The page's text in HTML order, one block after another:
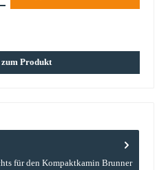
Produkt
für den Kompaktkamin Brunner